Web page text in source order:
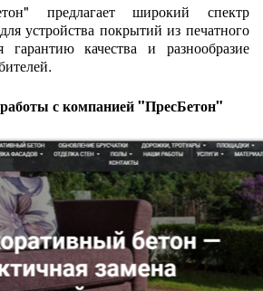
предлагает широкий спектр
устройства покрытий из печатного
гарантию качества и разнообразие
с компанией "ПресБетон"